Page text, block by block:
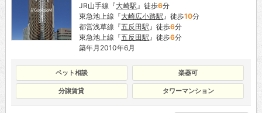
JR山手線『大崎駅 』徒歩6分
東急池上線『大崎広小路駅 』徒歩10分
都営浅草線『五反田駅 』徒歩6分
東急池上線『五反田駅 』徒歩6分
築年月2010年6月
ペット相談 楽器可
分譲賃貸 タワーマンション